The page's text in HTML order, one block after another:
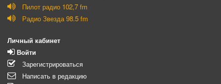
Пилот радио 102,7 fm
Радио Звезда 98.5 fm
Личный кабинет
Войти
Зарегистрироваться
Написать в редакцию